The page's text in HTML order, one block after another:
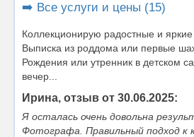
➡️ Все услуги и цены (15)
Коллекционирую радостные и
Выписка из роддома или первые
Рождения или утренник в детском
вечер...
Ирина, отзыв от 30.06.2025:
Я осталась очень довольна
Фотографа. Правильный подход к